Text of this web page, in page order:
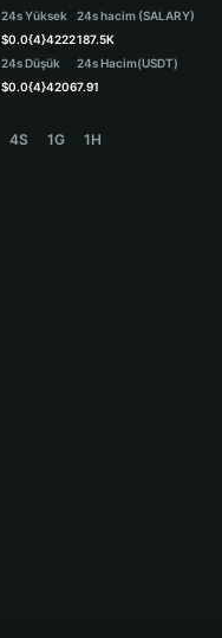
24s Yüksek
$0.0{4}4222
24s Düşük
$0.0{4}4206
24s hacim (SALARY)
187.5K
24s Hacim(USDT)
7.91
4S 1G 1H